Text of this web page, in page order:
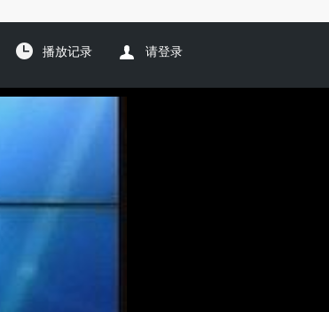
播放记录 请登录